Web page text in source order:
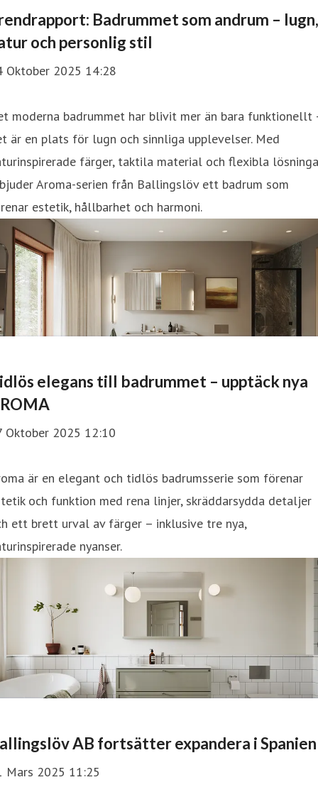
Badrummet som andrum – lugn,
och personlig stil
Oktober 2025 14:28
moderna badrummet har blivit mer än bara funktionellt
är en plats för lugn och sinnliga upplevelser. Med
färger, taktila material och flexibla
Aroma-serien från Ballingslöv ett badrum som
estetik, hållbarhet och harmoni.
elegans till badrummet – upptäck nya
Oktober 2025 12:10
är en elegant och tidlös badrumsserie som förenar
och funktion med rena linjer, skräddarsydda detaljer
ett brett urval av färger – inklusive tre nya,
nyanser.
AB fortsätter expandera i Spanien
Mars 2025 11:25